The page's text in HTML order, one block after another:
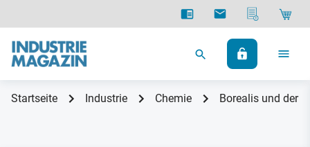
Startseite Industrie Chemie Borealis und der